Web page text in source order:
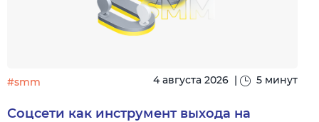
#smm 4 августа 2026 | 5 минут
Соцсети как инструмент выхода на